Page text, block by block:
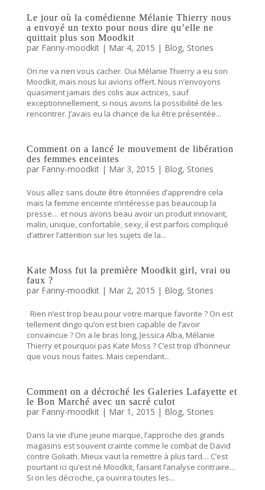
Le jour où la comédienne Mélanie Thierry nous
a envoyé un texto pour nous dire qu’elle ne
quittait plus son Moodkit
par Fanny-moodkit| Mar 4, 2015 | Blog, Stories
On ne va rien vous cacher. Oui Mélanie Thierry a eu son
Moodkit, mais nous lui avions offert. Nous n’envoyons
quasiment jamais des colis aux actrices, sauf
exceptionnellement, si nous avons la possibilité de les
rencontrer. J’avais eu la chance de lui être présentée...
Comment on a lancé le mouvement de libération
des femmes enceintes
par Fanny-moodkit| Mar 3, 2015 | Blog, Stories
Vous allez sans doute être étonnées d’apprendre cela
mais la femme enceinte n’intéresse pas beaucoup la
presse… et nous avons beau avoir un produit innovant,
malin, unique, confortable, sexy, il est parfois compliqué
d’attirer l’attention sur les sujets de la...
Kate Moss fut la première Moodkit girl, vrai ou
faux ?
par Fanny-moodkit| Mar 2, 2015 | Blog, Stories
Rien n’est trop beau pour votre marque favorite ? On est
tellement dingo qu’on est bien capable de l’avoir
convaincue ? On a le bras long, Jessica Alba, Mélanie
Thierry et pourquoi pas Kate Moss ? C’est trop d’honneur
que vous nous faites. Mais cependant...
Comment on a décroché les Galeries Lafayette et
le Bon Marché avec un sacré culot
par Fanny-moodkit| Mar 1, 2015 | Blog, Stories
Dans la vie d’une jeune marque, l’approche des grands
magasins est souvent crainte comme le combat de David
contre Goliath. Mieux vaut la remettre à plus tard… C’est
pourtant ici qu’est né Moodkit, faisant l’analyse contraire…
Si on les décroche, ça ouvrira toutes les...